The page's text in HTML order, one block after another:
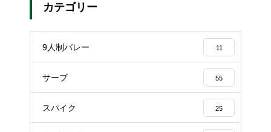
カテゴリー
9人制バレー 11
サーブ 55
スパイク 25